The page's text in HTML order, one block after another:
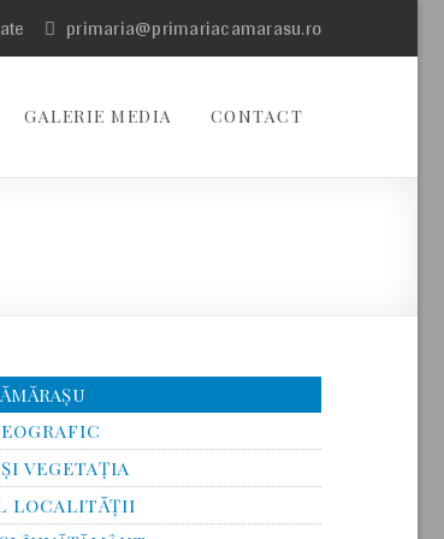
primaria@primariacamarasu.ro
GALERIE MEDIA CONTACT
VEGETAŢIA
LOCALITĂŢII